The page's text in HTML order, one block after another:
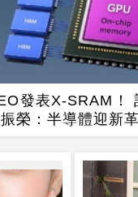
發表X-SRAM！
榮：半導體迎新